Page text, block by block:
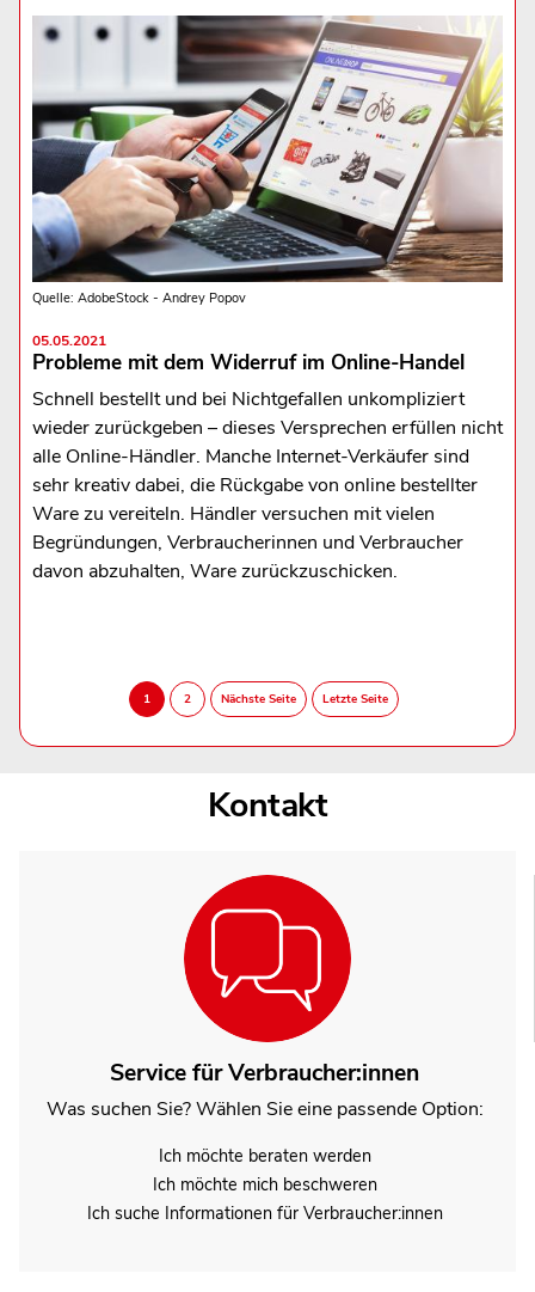
Quelle: AdobeStock - Andrey Popov
05.05.2021
Probleme mit dem Widerruf im Online-Handel
Schnell bestellt und bei Nichtgefallen unkompliziert
wieder zurückgeben – dieses Versprechen erfüllen nicht
alle Online-Händler. Manche Internet-Verkäufer sind
sehr kreativ dabei, die Rückgabe von online bestellter
Ware zu vereiteln. Händler versuchen mit vielen
Begründungen, Verbraucherinnen und Verbraucher
davon abzuhalten, Ware zurückzuschicken.
Kontakt
Service für Verbraucher:innen
Was suchen Sie? Wählen Sie eine passende Option:
Ich möchte beraten werden
Ich möchte mich beschweren
Ich suche Informationen für Verbraucher:innen